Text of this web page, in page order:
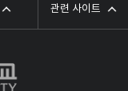
관련 사이트